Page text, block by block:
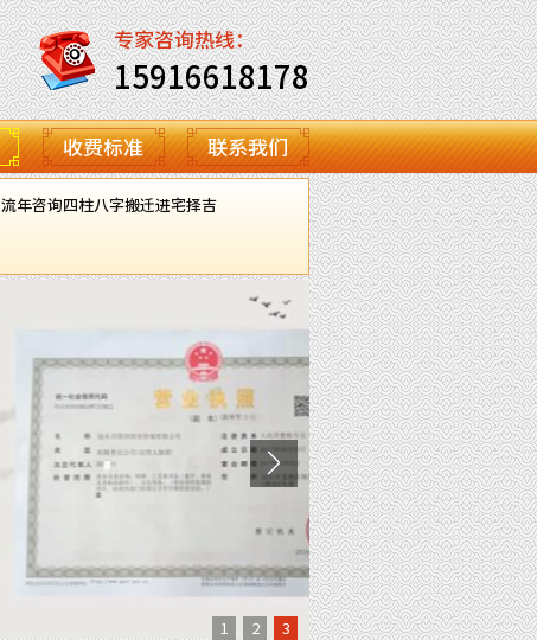
专家咨询热线：
15916618178
收费标准 联系我们
流年咨询四柱八字搬迁进宅择吉
1 2 3